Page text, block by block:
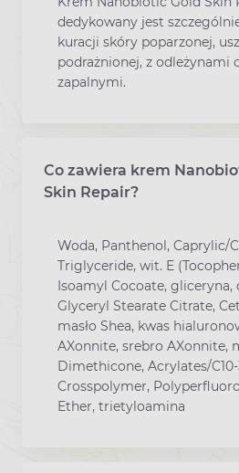
dedykowany jest
kuracji skóry poparzonej,
podrażnionej, z odleżynami
zapalnymi.
Co zawiera krem
Skin Repair?
Woda, Panthenol, Caprylic/
Triglyceride, wit. E
Isoamyl Cocoate, gliceryna,
Glyceryl Stearate Citrate,
masło Shea, kwas
AXonnite, srebro AXonnite,
Dimethicone, Acrylates/
Crosspolymer,
Ether, trietyloamina